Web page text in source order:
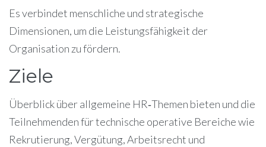
Es verbindet menschliche und strategische
Dimensionen, um die Leistungsfähigkeit der
Organisation zu fördern.
Ziele
Überblick über allgemeine HR‑Themen bieten und die
Teilnehmenden für technische operative Bereiche wie
Rekrutierung, Vergütung, Arbeitsrecht und